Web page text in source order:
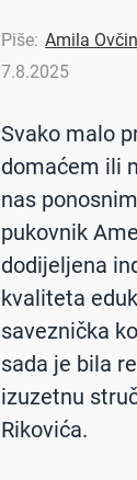
Piše: Amila
7.8.2025
Svako malo
domaćem ili
nas
pukovnik
dodijeljena
kvaliteta
saveznička
sada je bila
izuzetnu
Rikovića.